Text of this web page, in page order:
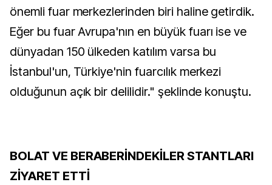
önemli fuar merkezlerinden biri haline getirdik.
Eğer bu fuar Avrupa'nın en büyük fuarı ise ve
dünyadan 150 ülkeden katılım varsa bu
İstanbul'un, Türkiye'nin fuarcılık merkezi
olduğunun açık bir delilidir." şeklinde konuştu.
BOLAT VE BERABERİNDEKİLER STANTLARI
ZİYARET ETTİ